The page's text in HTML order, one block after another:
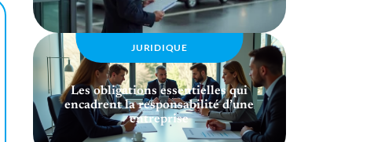
JURIDIQUE
Les obligations essentielles qui
encadrent la responsabilité d’une
entreprise